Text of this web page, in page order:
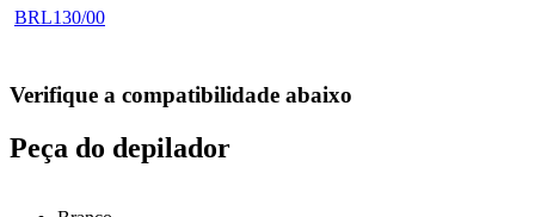
BRL130/00
Verifique a compatibilidade abaixo
Peça do depilador